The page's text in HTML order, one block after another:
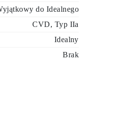
do Idealnego
CVD, Typ IIa
Idealny
Brak